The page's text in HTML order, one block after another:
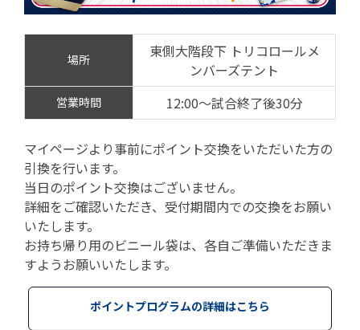
場所
東側大階段下 トリコロールメ
ンバーズテント
営業時間 12:00～試合終了後30分
マイページより事前にポイント交換をいただいた方の
引換を行います。
当日のポイント交換はございません。
詳細をご確認いただき、受付期間内での交換をお願い
いたします。
お持ち帰り用のビニール袋は、各自ご準備いただきま
すようお願いいたします。
ポイントプログラムの詳細はこちら